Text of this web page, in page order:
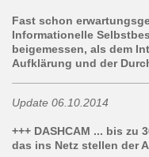
Fast schon
Informationelle
beigemessen, als dem
Aufklärung und der
Update 06.10.2014
+++ DASHCAM ... bis zu
das ins Netz stellen der